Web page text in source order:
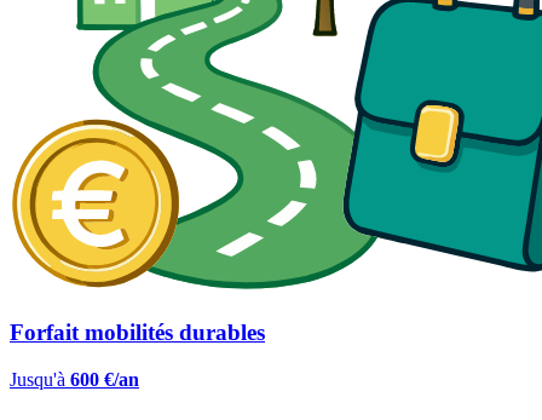
Forfait mobilités durables
Jusqu'à 600 €/an